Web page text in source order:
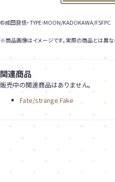
©成田良悟・TYPE-MOON/KADOKAWA/FSFPC
※商品画像はイメージです。実際の商品とは異な
関連商品
販売中の関連商品はありません。
Fate/strange Fake